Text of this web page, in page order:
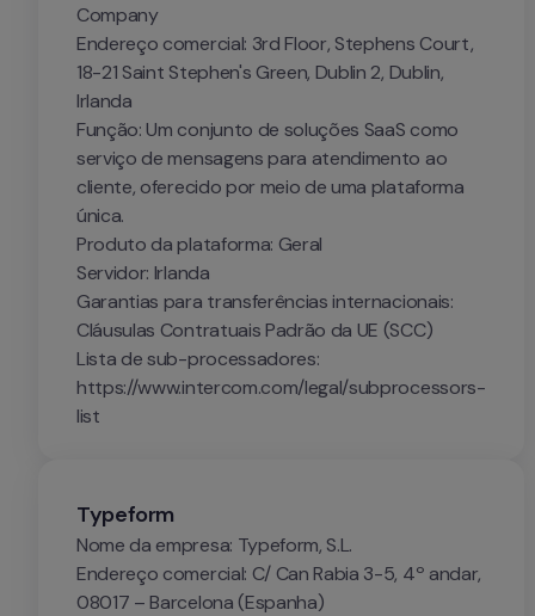
Company
Endereço comercial: 3rd Floor, Stephens Court,
18-21 Saint Stephen's Green, Dublin 2, Dublin,
Irlanda
Função: Um conjunto de soluções SaaS como
serviço de mensagens para atendimento ao
cliente, oferecido por meio de uma plataforma
única.
Produto da plataforma: Geral
Servidor: Irlanda
Garantias para transferências internacionais:
Cláusulas Contratuais Padrão da UE (SCC)
Lista de sub-processadores:
https://www.intercom.com/legal/subprocessors-
list
Typeform
Nome da empresa: Typeform, S.L.
Endereço comercial: C/ Can Rabia 3-5, 4º andar,
08017 – Barcelona (Espanha)